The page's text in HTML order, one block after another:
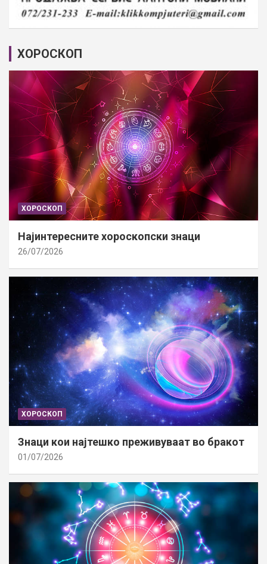
ХОРОСКОП
ХОРОСКОП
Најинтересните хороскопски знаци
26/07/2026
ХОРОСКОП
Знаци кои најтешко преживуваат во бракот
01/07/2026